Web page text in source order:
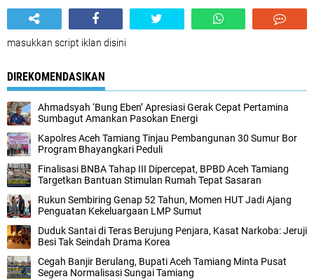
masukkan script iklan disini
DIREKOMENDASIKAN
Ahmadsyah ‘Bung Eben’ Apresiasi Gerak Cepat Pertamina
Sumbagut Amankan Pasokan Energi
Kapolres Aceh Tamiang Tinjau Pembangunan 30 Sumur Bor
Program Bhayangkari Peduli
Finalisasi BNBA Tahap III Dipercepat, BPBD Aceh Tamiang
Targetkan Bantuan Stimulan Rumah Tepat Sasaran
Rukun Sembiring Genap 52 Tahun, Momen HUT Jadi Ajang
Penguatan Kekeluargaan LMP Sumut
Duduk Santai di Teras Berujung Penjara, Kasat Narkoba: Jeruji
Besi Tak Seindah Drama Korea
Cegah Banjir Berulang, Bupati Aceh Tamiang Minta Pusat
Segera Normalisasi Sungai Tamiang